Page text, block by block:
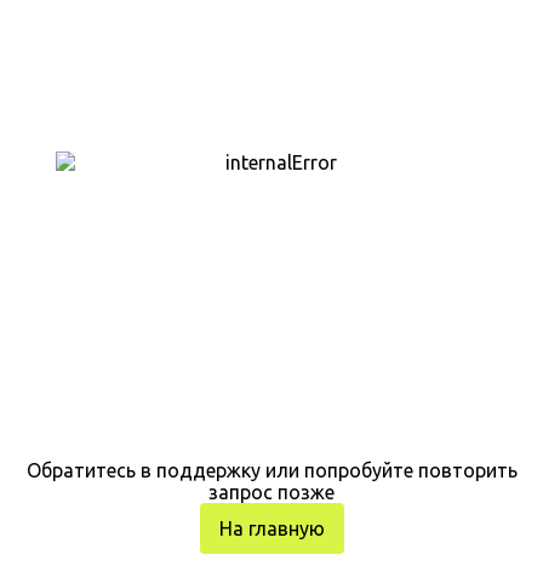
Обратитесь в поддержку или попробуйте повторить
запрос позже
На главную